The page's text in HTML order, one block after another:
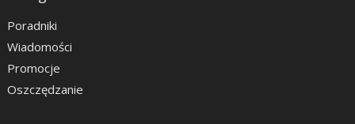
Poradniki
Wiadomości
Promocje
Oszczędzanie